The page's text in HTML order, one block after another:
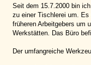
Seit dem 15.7.2000 bin
zu einer Tischlerei um.
früheren Arbeitgebers um
Werkstätten. Das Büro
Der umfangreiche